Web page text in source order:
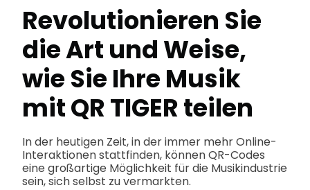
Revolutionieren Sie
die Art und Weise,
wie Sie Ihre Musik
mit QR TIGER teilen
In der heutigen Zeit, in der immer mehr Online-
Interaktionen stattfinden, können QR-Codes
eine großartige Möglichkeit für die Musikindustrie
sein, sich selbst zu vermarkten.